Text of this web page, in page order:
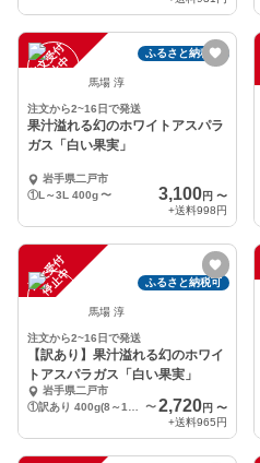
注
文
受
付
停
止
中
ふるさと納税可
馬場 淳
注文から2~16日で発送
果汁溢れる幻のホワイトアスパラ
ガス「白い果実」
岩手県二戸市
①L～3L 400g〜 3,100円 〜
+送料998円
注
文
受
付
停
止
中 ふるさと納税可
馬場 淳
注文から2~16日で発送
【訳あり】果汁溢れる幻のホワイ
トアスパラガス「白い果実」
岩手県二戸市
〜 2,720円 〜
+送料965円